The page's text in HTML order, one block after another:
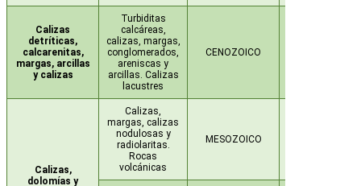
Calizas
detríticas,
calcarenitas,
margas, arcillas
y calizas
Turbiditas
calcáreas,
calizas, margas,
conglomerados,
areniscas y
arcillas. Calizas
lacustres
CENOZOICO
Calizas,
dolomías y
Calizas,
margas, calizas
nodulosas y
radiolaritas.
Rocas
volcánicas
MESOZOICO